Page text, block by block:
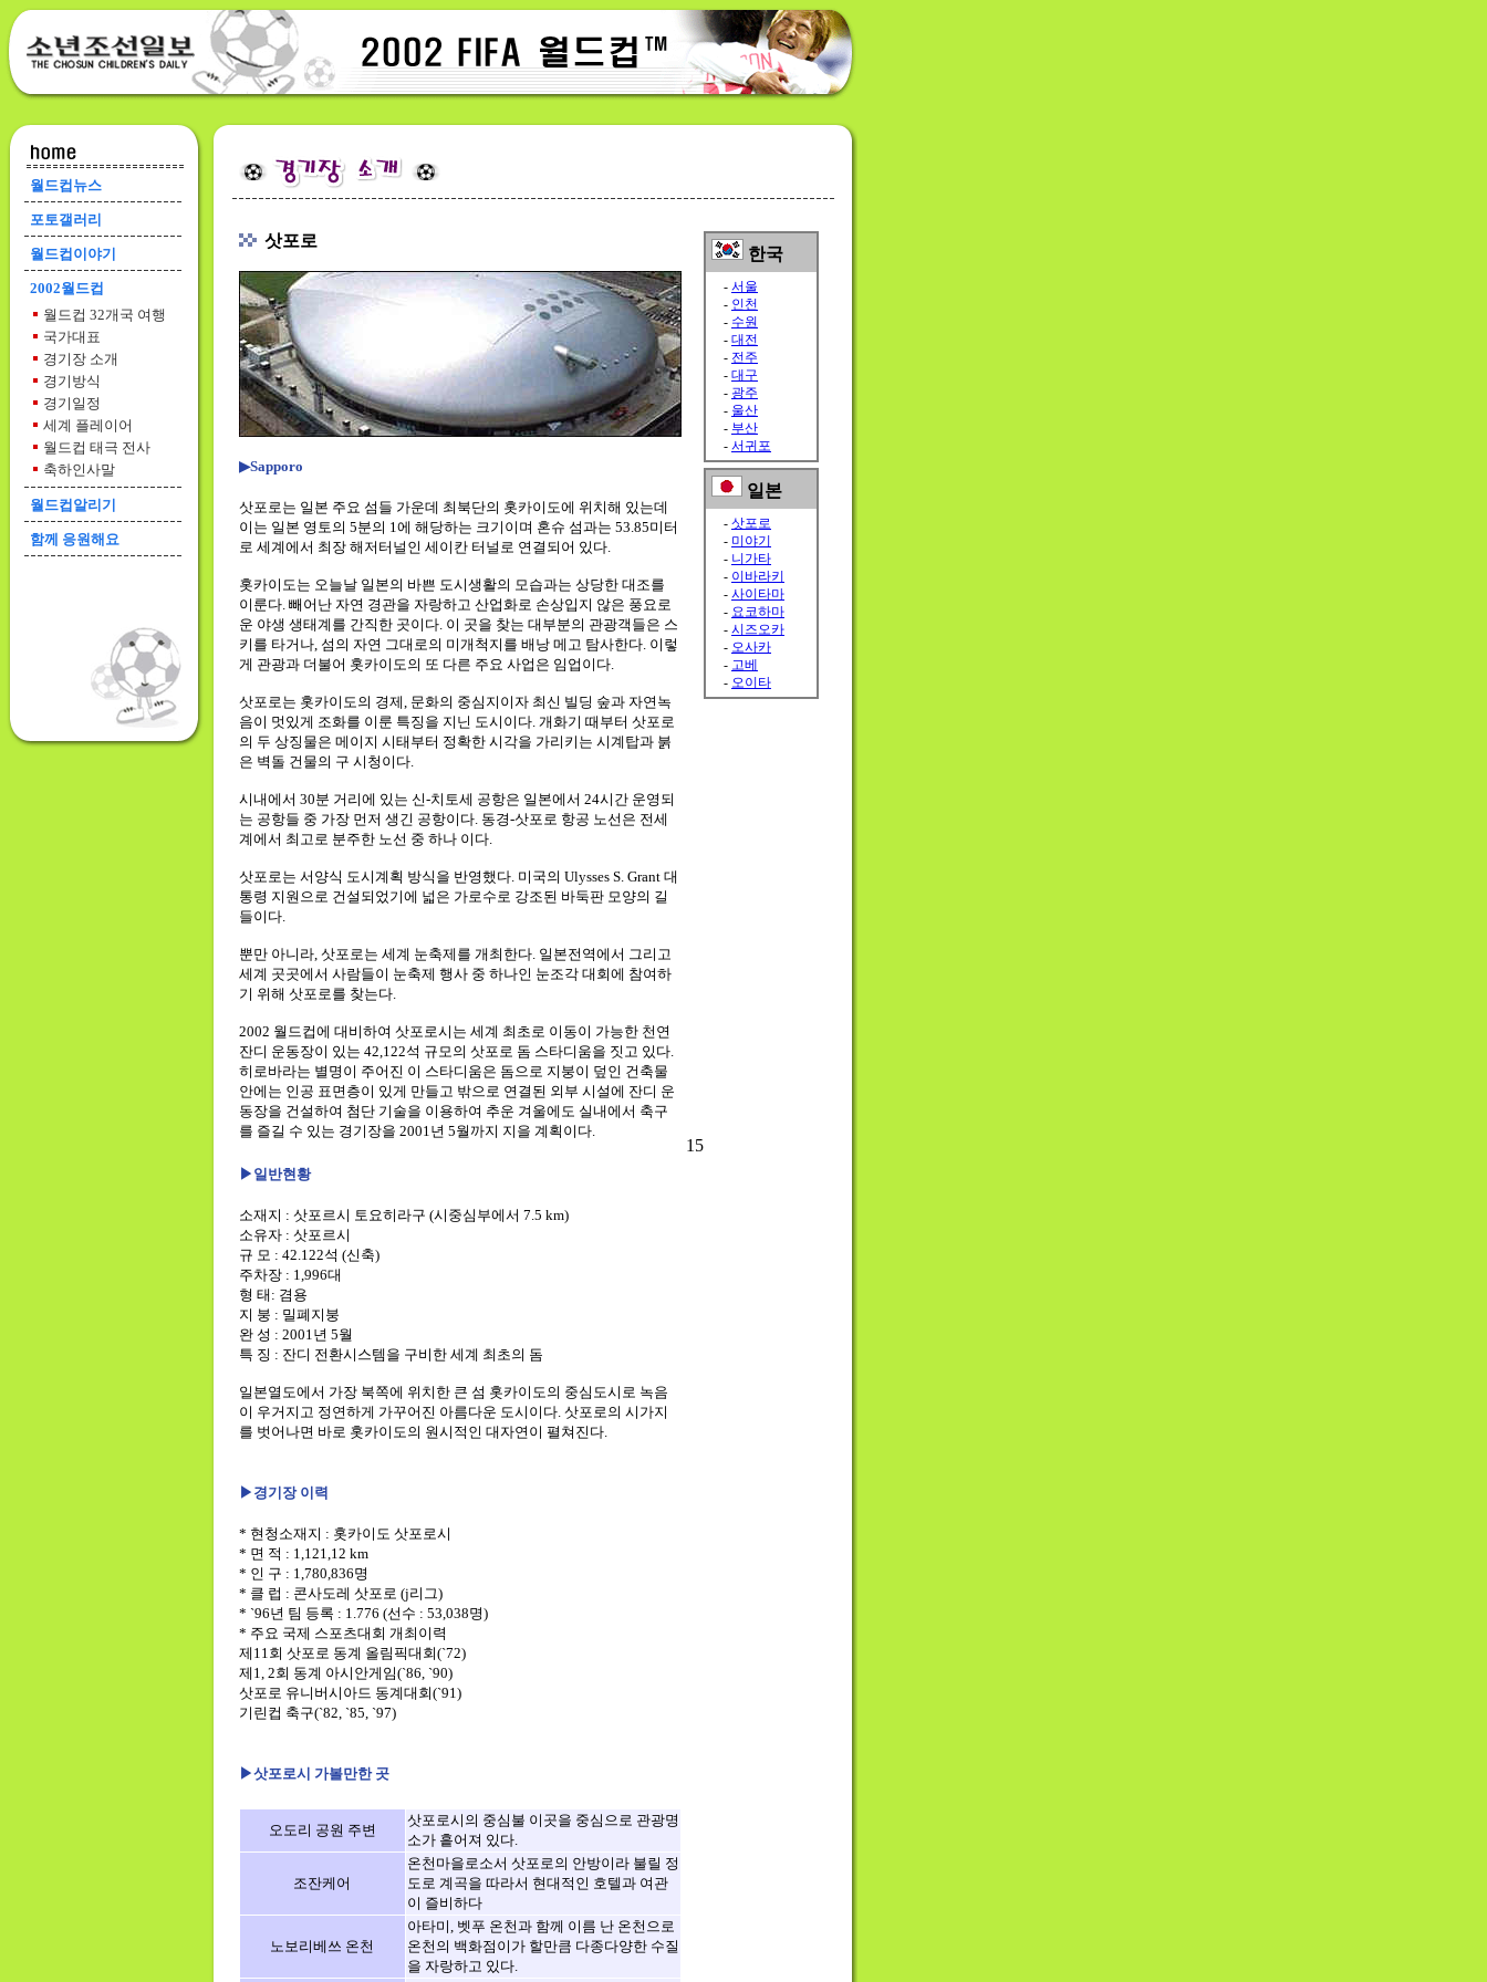
월드컵뉴스
포토갤러리
월드컵이야기
2002월드컵
월드컵 32개국 여행
국가대표
경기장 소개
경기방식
경기일정
세계 플레이어
월드컵 태극 전사
축하인사말
월드컵알리기
함께 응원해요
삿포로
▶Sapporo
삿포로는 일본 주요 섬들 가운데 최북단의 홋카이도에 위치해 있는데
이는 일본 영토의 5분의 1에 해당하는 크기이며 혼슈 섬과는 53.85미터
로 세계에서 최장 해저터널인 세이칸 터널로 연결되어 있다.
홋카이도는 오늘날 일본의 바쁜 도시생활의 모습과는 상당한 대조를
이룬다. 빼어난 자연 경관을 자랑하고 산업화로 손상입지 않은 풍요로
운 야생 생태계를 간직한 곳이다. 이 곳을 찾는 대부분의 관광객들은 스
키를 타거나, 섬의 자연 그대로의 미개척지를 배낭 메고 탐사한다. 이렇
게 관광과 더불어 홋카이도의 또 다른 주요 사업은 임업이다.
삿포로는 홋카이도의 경제, 문화의 중심지이자 최신 빌딩 숲과 자연녹
음이 멋있게 조화를 이룬 특징을 지닌 도시이다. 개화기 때부터 삿포로
의 두 상징물은 메이지 시태부터 정확한 시각을 가리키는 시계탑과 붉
은 벽돌 건물의 구 시청이다.
시내에서 30분 거리에 있는 신-치토세 공항은 일본에서 24시간 운영되
는 공항들 중 가장 먼저 생긴 공항이다. 동경-삿포로 항공 노선은 전세
계에서 최고로 분주한 노선 중 하나 이다.
삿포로는 서양식 도시계획 방식을 반영했다. 미국의 Ulysses S. Grant 대
통령 지원으로 건설되었기에 넓은 가로수로 강조된 바둑판 모양의 길
들이다.
뿐만 아니라, 삿포로는 세계 눈축제를 개최한다. 일본전역에서 그리고
세계 곳곳에서 사람들이 눈축제 행사 중 하나인 눈조각 대회에 참여하
기 위해 삿포로를 찾는다.
2002 월드컵에 대비하여 삿포로시는 세계 최초로 이동이 가능한 천연
잔디 운동장이 있는 42,122석 규모의 삿포로 돔 스타디움을 짓고 있다.
히로바라는 별명이 주어진 이 스타디움은 돔으로 지붕이 덮인 건축물
안에는 인공 표면층이 있게 만들고 밖으로 연결된 외부 시설에 잔디 운
동장을 건설하여 첨단 기술을 이용하여 추운 겨울에도 실내에서 축구
를 즐길 수 있는 경기장을 2001년 5월까지 지을 계획이다.
▶일반현황
소재지 : 삿포르시 토요히라구 (시중심부에서 7.5 km)
소유자 : 삿포르시
규 모 : 42.122석 (신축)
주차장 : 1,996대
형 태: 겸용
지 붕 : 밀폐지붕
완 성 : 2001년 5월
특 징 : 잔디 전환시스템을 구비한 세계 최초의 돔
일본열도에서 가장 북쪽에 위치한 큰 섬 홋카이도의 중심도시로 녹음
이 우거지고 정연하게 가꾸어진 아름다운 도시이다. 삿포로의 시가지
를 벗어나면 바로 홋카이도의 원시적인 대자연이 펼쳐진다.
▶경기장 이력
* 현청소재지 : 홋카이도 삿포로시
* 면 적 : 1,121,12 km
* 인 구 : 1,780,836명
* 클 럽 : 콘사도레 삿포로 (j리그)
* `96년 팀 등록 : 1.776 (선수 : 53,038명)
* 주요 국제 스포츠대회 개최이력
제11회 삿포로 동계 올림픽대회(`72)
제1, 2회 동계 아시안게임(`86, `90)
삿포로 유니버시아드 동계대회(`91)
기린컵 축구(`82, `85, `97)
▶삿포로시 가볼만한 곳
오도리 공원 주변
삿포로시의 중심불 이곳을 중심으로 관광명
소가 흩어져 있다.
조잔케어
온천마을로소서 삿포로의 안방이라 불릴 정
도로 계곡을 따라서 현대적인 호텔과 여관
이 즐비하다
노보리베쓰 온천
아타미, 벳푸 온천과 함께 이름 난 온천으로
온천의 백화점이가 할만큼 다종다양한 수질
을 자랑하고 있다.
15